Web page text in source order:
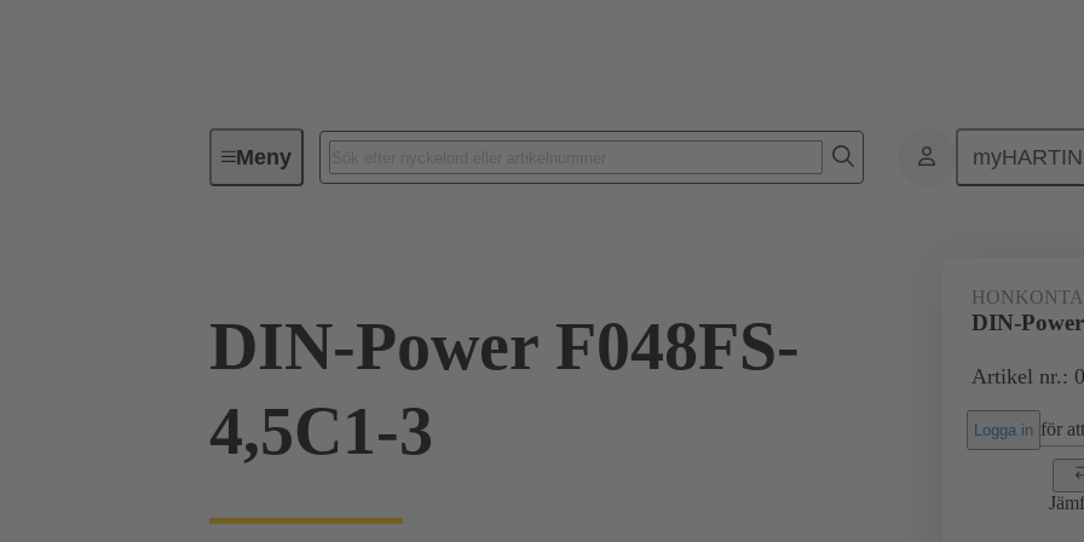
MenyFörbindningsteknik Produkter Förbindning
DIN-Power F048FS-
4,5C1-3
DIN-
Artikel nr.:
Logga in för